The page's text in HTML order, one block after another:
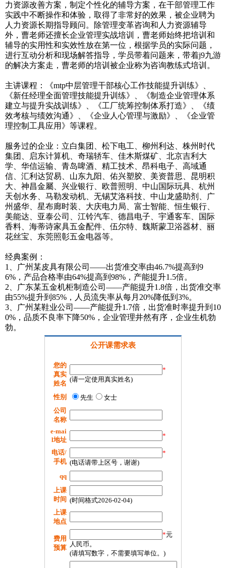
力资源改善方案，制定个性化的辅导方案，在干部管理工作
实践中不断操作和体验，取得了非常好的效果，被企业聘为
人力资源长期指导顾问。除管理变革咨询和人力资源辅导
外，曹老师还擅长企业管理实战培训，曹老师始终把培训和
辅导的实用性和实效性放在第一位，根据学员的实际问题，
进行互动分析和现场解答指导，学员带着问题来，带着j9九游
的解决方案走，曹老师的培训被企业称为咨询教练式培训。
主讲课程：《mtp中层管理干部核心工作技能提升训练》、
《新任经理全面管理技能提升训练》、《制造企业管理体系
建立与提升实战训练》、《工厂统筹控制体系打造》、《绩
效考核与绩效沟通》、《企业人心管理与激励》、《企业管
理控制工具应用》等课程。
服务过的企业：立白集团、松下电工、柳州利达、株州时代
集团、启东计算机、奇瑞轿车、佳木斯煤矿、北京吉利大
学、华信运输、青岛啤酒、精工技术、昂科电子、高域通
信、汇利达贸易、山东九阳、佑兴塑胶、美资普思、昆明积
大、神昌金屬、兴业银行、欧普照明、中山国际玩具、杭州
天创水务、马勒发动机、无锡艾洛科技、中山龙盛助剂、广
州盛华、星布廊时装、大庆电力局、富士智能、恒生银行、
美能达、亚泰公司、江铃汽车、德昌电子、宇通客车、国际
香料、海蒂诗家具五金配件、伍尔特、魏斯蒙卫浴器材、丽
花丝宝、东莞照彰五金电器等。
经典案例：
1、广州某皮具有限公司——出货准交率由46.7%提高到9
6%，产品合格率由64%提高到98%，产能提升1.5倍。
2、广东某五金机柜制造公司——产能提升1.8倍，出货准交率
由55%提升到85%，人员流失率从每月20%降低到3%。
3、广州某鞋业公司——产能提升1.7倍，出货准时率提升到10
0%，品质不良率下降50%，企业管理井然有序，企业生机勃
勃。
公开课需求表
您的
真实
姓名
*
(请一定使用真实姓名)
性别 先生
女士
公司
名称
e-mai
l地址
*
电话/
手机
*
(电话请带上区号，谢谢)
qq
上课
时间 (时间格式2026-02-04)
上课
地点
费用
预算
*元
人民币。
(请填写数字，不需要填写单位。)